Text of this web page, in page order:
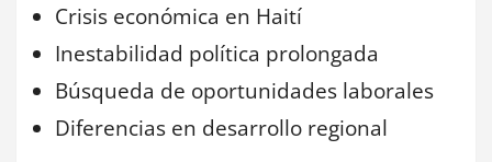
Crisis económica en Haití
Inestabilidad política prolongada
Búsqueda de oportunidades laborales
Diferencias en desarrollo regional